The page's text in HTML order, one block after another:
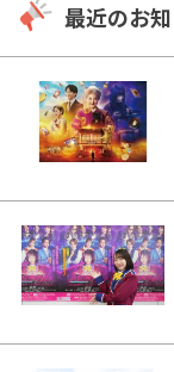
最近のお